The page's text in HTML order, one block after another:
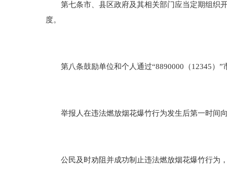
第七条市、县区政府及其相关部门应当定期组织开
度。
第八条鼓励单位和个人通过“8890000（12345）”
举报人在违法燃放烟花爆竹行为发生后第一时间向
公民及时劝阻并成功制止违法燃放烟花爆竹行为，